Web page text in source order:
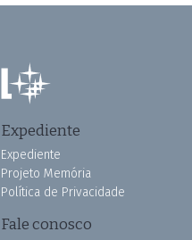
Expediente
Expediente
Projeto Memória
Política de Privacidade
Fale conosco